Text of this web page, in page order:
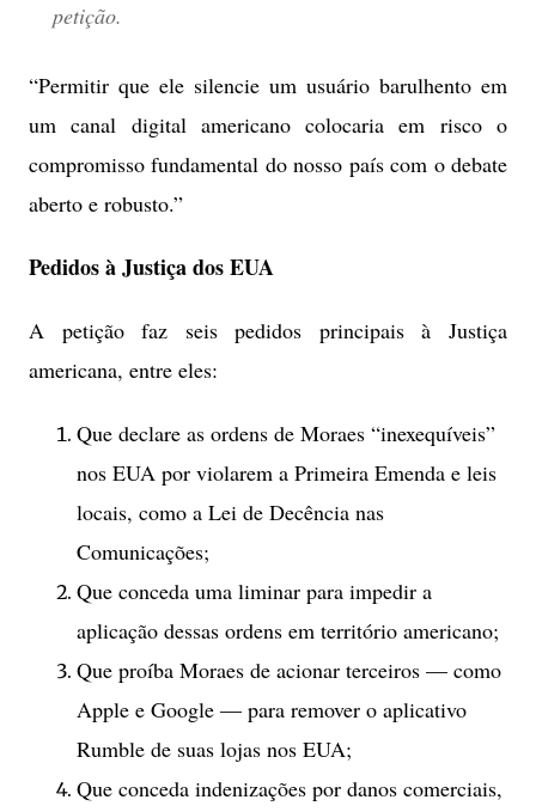
petição.
“Permitir que ele silencie um usuário barulhento em
um canal digital americano colocaria em risco o
compromisso fundamental do nosso país com o debate
aberto e robusto.”
Pedidos à Justiça dos EUA
A petição faz seis pedidos principais à Justiça
americana, entre eles:
Que declare as ordens de Moraes “inexequíveis”
nos EUA por violarem a Primeira Emenda e leis
locais, como a Lei de Decência nas
Comunicações;
Que conceda uma liminar para impedir a
aplicação dessas ordens em território americano;
Que proíba Moraes de acionar terceiros — como
Apple e Google — para remover o aplicativo
Rumble de suas lojas nos EUA;
Que conceda indenizações por danos comerciais,